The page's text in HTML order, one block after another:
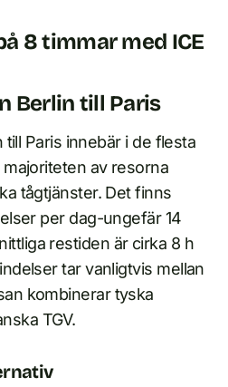
8 timmar med ICE
Berlin till Paris
Paris innebär i de flesta
av resorna
tågtjänster. Det finns
per dag-ungefär 14
restiden är cirka 8 h
tar vanligtvis mellan
kombinerar tyska
TGV.